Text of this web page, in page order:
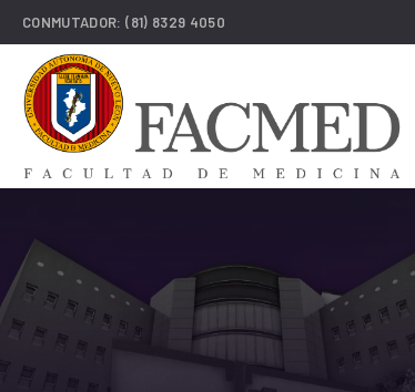
CONMUTADOR:(81) 8329 4050